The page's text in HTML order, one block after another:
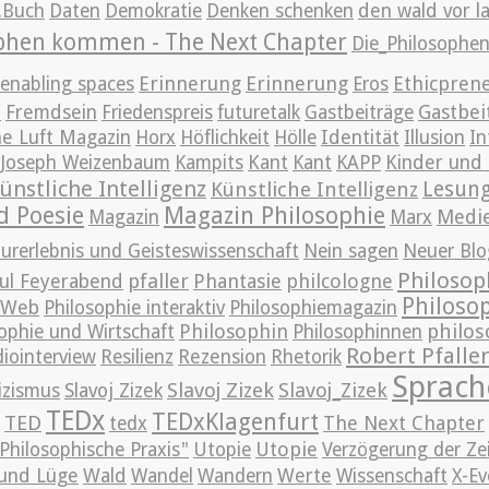
Daten Demokratie Denken schenken den wald vor
kommen - The Next Chapter
enabling spaces Erinnerung Erinnerung Eros
Fremdsein Friedenspreis futuretalk Gastbeiträge
Luft Magazin Horx Höflichkeit Hölle Identität Illusion
Joseph Weizenbaum Kampits Kant Kant KAPP Kinder und
Intelligenz Künstliche Intelligenz
Poesie Magazin Magazin Philosophie Marx
und Geisteswissenschaft Nein sagen Neuer
Feyerabend pfaller Phantasie philcologne
Philosophie interaktiv Philosophiemagazin
und Wirtschaft Philosophin Philosophinnen
Resilienz Rezension Rhetorik Robert Pfaller
Slavoj Zizek Slavoj Zizek Slavoj_Zizek
TED TEDx tedx TEDxKlagenfurt The Next Chapter
Praxis" Utopie Utopie Verzögerung der
Lüge Wald Wandel Wandern Werte Wissenschaft X-